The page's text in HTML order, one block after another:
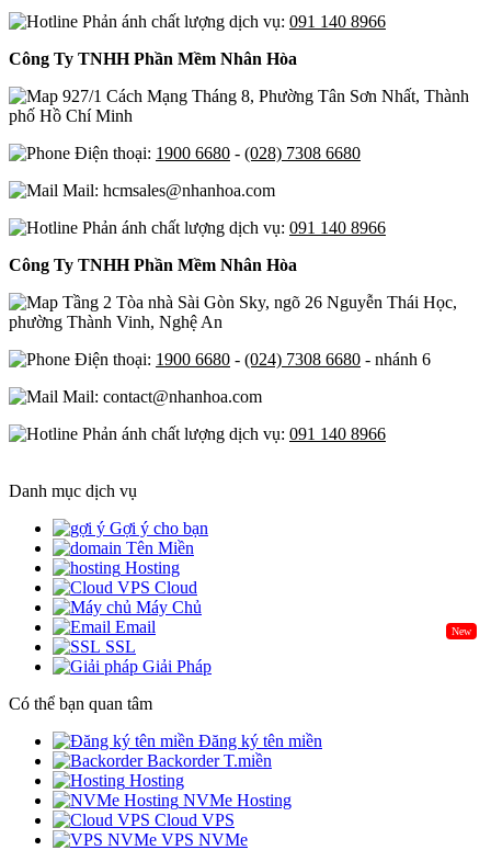
Phản ánh chất lượng dịch vụ: 091 140 8966
Công Ty TNHH Phần Mềm Nhân Hòa
927/1 Cách Mạng Tháng 8, Phường Tân Sơn Nhất, Thành
phố Hồ Chí Minh
Điện thoại: 1900 6680 - (028) 7308 6680
Mail: hcmsales@nhanhoa.com
Phản ánh chất lượng dịch vụ: 091 140 8966
Công Ty TNHH Phần Mềm Nhân Hòa
Tầng 2 Tòa nhà Sài Gòn Sky, ngõ 26 Nguyễn Thái Học,
phường Thành Vinh, Nghệ An
Điện thoại: 1900 6680 - (024) 7308 6680 - nhánh 6
Mail: contact@nhanhoa.com
Phản ánh chất lượng dịch vụ: 091 140 8966
Danh mục dịch vụ
Gợi ý cho bạn
Tên Miền
Hosting
Cloud
Máy Chủ
New
Email
SSL
Giải Pháp
Có thể bạn quan tâm
Đăng ký tên miền
Backorder T.miền
Hosting
NVMe Hosting
Cloud VPS
VPS NVMe